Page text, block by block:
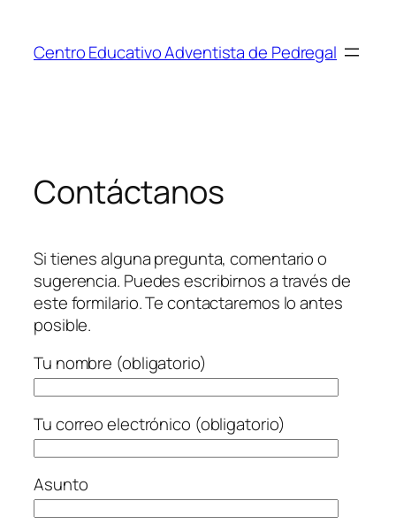
contenido
Centro Educativo Adventista de Pedregal
Contáctanos
Si tienes alguna pregunta, comentario o
sugerencia. Puedes escribirnos a través de
este formilario. Te contactaremos lo antes
posible.
Tu nombre (obligatorio)
Tu correo electrónico (obligatorio)
Asunto